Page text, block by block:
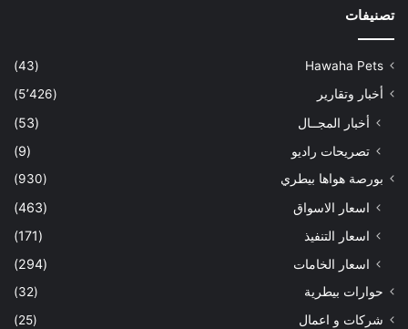
تصنيفات
Hawaha Pets
(43)
أخبار وتقارير
(5٬426)
أخبار المجــال
(53)
تصريحات راديو
(9)
بورصة هواها بيطري (930)
اسعار الاسواق
(463)
اسعار التنفيذ
(171)
اسعار الخامات
(294)
حوارات بيطرية
(32)
شركات و اعمال
(25)